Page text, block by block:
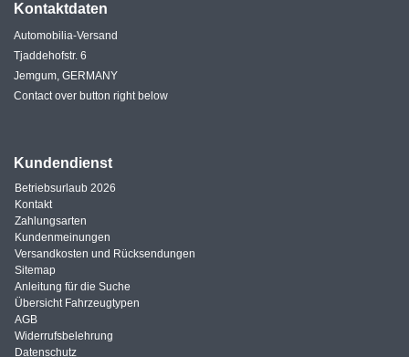
Kontaktdaten
Automobilia-Versand
Tjaddehofstr. 6
Jemgum, GERMANY
Contact over button right below
Kundendienst
Betriebsurlaub 2026
Kontakt
Zahlungsarten
Kundenmeinungen
Versandkosten und Rücksendungen
Sitemap
Anleitung für die Suche
Übersicht Fahrzeugtypen
AGB
Widerrufsbelehrung
Datenschutz